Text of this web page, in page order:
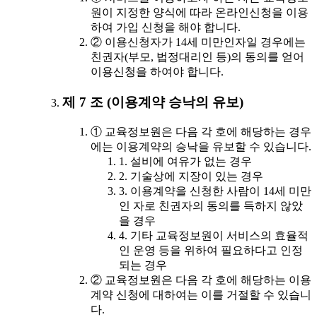
원이 지정한 양식에 따라 온라인신청을 이용
하여 가입 신청을 해야 합니다.
② 이용신청자가 14세 미만인자일 경우에는
친권자(부모, 법정대리인 등)의 동의를 얻어
이용신청을 하여야 합니다.
제 7 조 (이용계약 승낙의 유보)
① 교육정보원은 다음 각 호에 해당하는 경우
에는 이용계약의 승낙을 유보할 수 있습니다.
1. 설비에 여유가 없는 경우
2. 기술상에 지장이 있는 경우
3. 이용계약을 신청한 사람이 14세 미만
인 자로 친권자의 동의를 득하지 않았
을 경우
4. 기타 교육정보원이 서비스의 효율적
인 운영 등을 위하여 필요하다고 인정
되는 경우
② 교육정보원은 다음 각 호에 해당하는 이용
계약 신청에 대하여는 이를 거절할 수 있습니
다.